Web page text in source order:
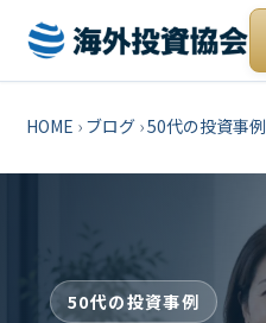
HOME › ブログ ›50代の投資事例
50代の投資事例